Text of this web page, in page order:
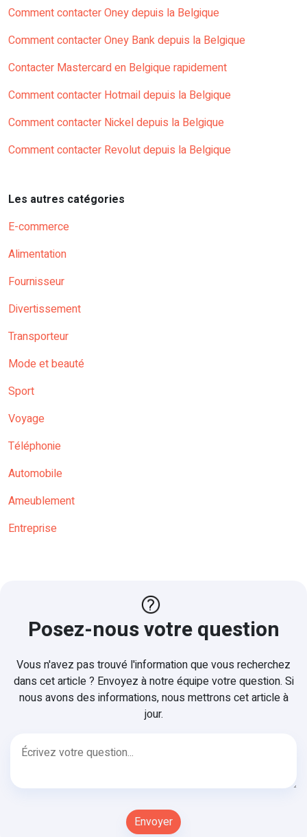
Comment contacter Oney depuis la Belgique
Comment contacter Oney Bank depuis la Belgique
Contacter Mastercard en Belgique rapidement
Comment contacter Hotmail depuis la Belgique
Comment contacter Nickel depuis la Belgique
Comment contacter Revolut depuis la Belgique
Les autres catégories
E-commerce
Alimentation
Fournisseur
Divertissement
Transporteur
Mode et beauté
Sport
Voyage
Téléphonie
Automobile
Ameublement
Entreprise
Posez-nous votre question
Vous n'avez pas trouvé l'information que vous recherchez
dans cet article ? Envoyez à notre équipe votre question. Si
nous avons des informations, nous mettrons cet article à
jour.